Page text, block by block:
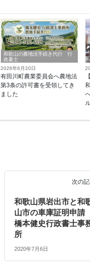
和歌山の農地法手続き代行 行
政書士
2026年6月20日
有田川町農業委員会へ農地法
第3条の許可書を受領してき
ました
次の
和歌山県岩出市と和
山市の車庫証明申請
橋本健史行政書士事
所
2020年7月6日